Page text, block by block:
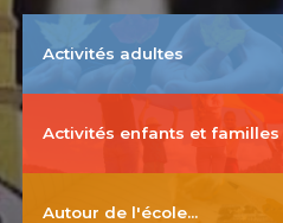
Activités adultes
Activités enfants et familles
Autour de l'école…